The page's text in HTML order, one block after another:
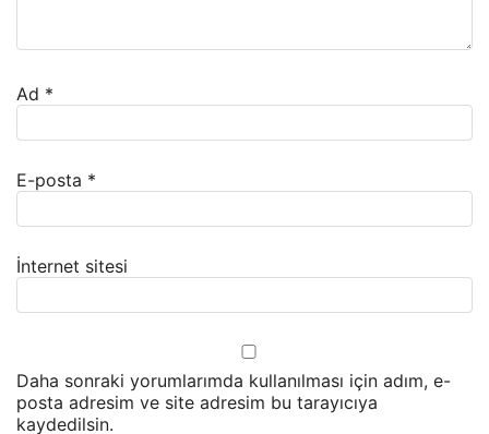
Ad *
E-posta *
İnternet sitesi
Daha sonraki yorumlarımda kullanılması için adım, e-
posta adresim ve site adresim bu tarayıcıya
kaydedilsin.